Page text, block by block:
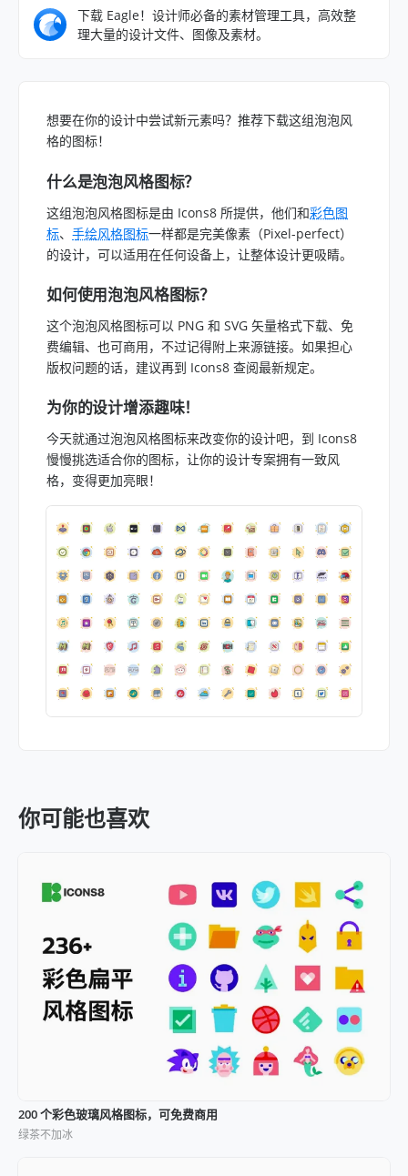
下载 Eagle！设计师必备的素材管理工具，高效整
理大量的设计文件、图像及素材。
想要在你的设计中尝试新元素吗？推荐下载这组泡泡风
格的图标！
什么是泡泡风格图标？
这组泡泡风格图标是由 Icons8 所提供，他们和彩色图
标、 手绘风格图标一样都是完美像素（Pixel-perfect）
的设计，可以适用在任何设备上，让整体设计更吸睛。
如何使用泡泡风格图标？
这个泡泡风格图标可以 PNG 和 SVG 矢量格式下载、免
费编辑、也可商用，不过记得附上来源链接。如果担心
版权问题的话，建议再到 Icons8 查阅最新规定。
为你的设计增添趣味！
今天就通过泡泡风格图标来改变你的设计吧，到 Icons8
慢慢挑选适合你的图标，让你的设计专案拥有一致风
格，变得更加亮眼！
你可能也喜欢
200 个彩色玻璃风格图标，可免费商用
绿茶不加冰